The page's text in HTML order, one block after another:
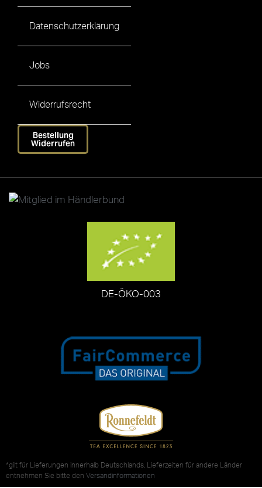
Datenschutzerklärung
Jobs
Widerrufsrecht
Bestellung
Widerrufen
DE-ÖKO-003
*gilt für Lieferungen innerhalb Deutschlands, Lieferzeiten für andere Länder
entnehmen Sie bitte den Versandinformationen